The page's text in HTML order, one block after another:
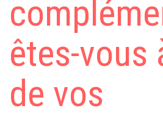
êtes-vous
de vos